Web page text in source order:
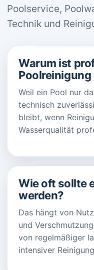
Poolservice,
Technik und
Warum ist
Weil ein Pool nur
technisch
bleibt, wenn
Wasserqualität
Wie oft sollte
werden?
Das hängt von
und
von regelmäßiger
intensiver